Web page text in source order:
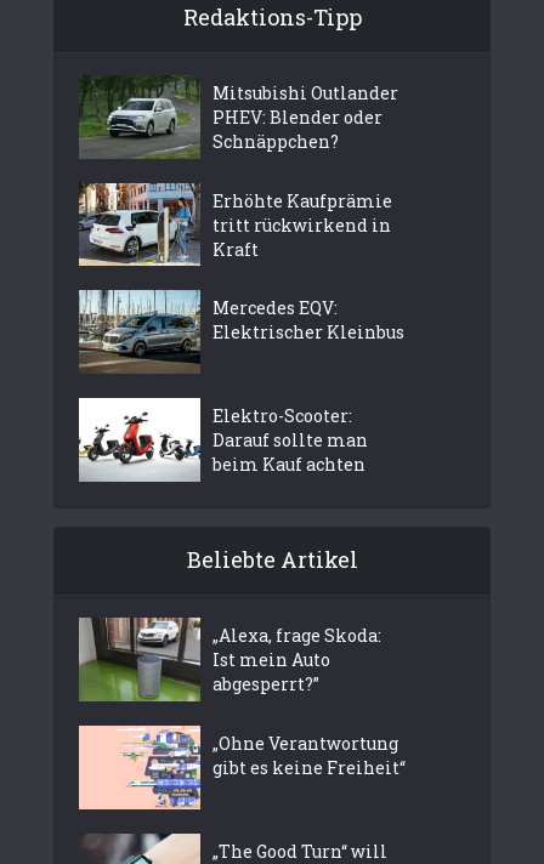
Redaktions-Tipp
Mitsubishi Outlander
PHEV: Blender oder
Schnäppchen?
Erhöhte Kaufprämie
tritt rückwirkend in
Kraft
Mercedes EQV:
Elektrischer Kleinbus
Elektro-Scooter:
Darauf sollte man
beim Kauf achten
Beliebte Artikel
„Alexa, frage Skoda:
Ist mein Auto
abgesperrt?”
„Ohne Verantwortung
gibt es keine Freiheit“
„The Good Turn“ will